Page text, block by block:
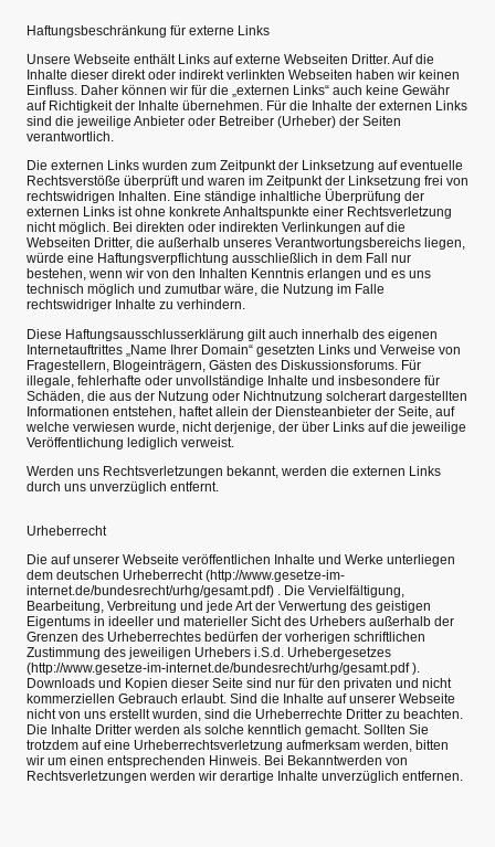
Haftungsbeschränkung für externe Links
Unsere Webseite enthält Links auf externe Webseiten Dritter. Auf die
Inhalte dieser direkt oder indirekt verlinkten Webseiten haben wir keinen
Einfluss. Daher können wir für die „externen Links“ auch keine Gewähr
auf Richtigkeit der Inhalte übernehmen. Für die Inhalte der externen Links
sind die jeweilige Anbieter oder Betreiber (Urheber) der Seiten
verantwortlich.
Die externen Links wurden zum Zeitpunkt der Linksetzung auf eventuelle
Rechtsverstöße überprüft und waren im Zeitpunkt der Linksetzung frei von
rechtswidrigen Inhalten. Eine ständige inhaltliche Überprüfung der
externen Links ist ohne konkrete Anhaltspunkte einer Rechtsverletzung
nicht möglich. Bei direkten oder indirekten Verlinkungen auf die
Webseiten Dritter, die außerhalb unseres Verantwortungsbereichs liegen,
würde eine Haftungsverpflichtung ausschließlich in dem Fall nur
bestehen, wenn wir von den Inhalten Kenntnis erlangen und es uns
technisch möglich und zumutbar wäre, die Nutzung im Falle
rechtswidriger Inhalte zu verhindern.
Diese Haftungsausschlusserklärung gilt auch innerhalb des eigenen
Internetauftrittes „Name Ihrer Domain“ gesetzten Links und Verweise von
Fragestellern, Blogeinträgern, Gästen des Diskussionsforums. Für
illegale, fehlerhafte oder unvollständige Inhalte und insbesondere für
Schäden, die aus der Nutzung oder Nichtnutzung solcherart dargestellten
Informationen entstehen, haftet allein der Diensteanbieter der Seite, auf
welche verwiesen wurde, nicht derjenige, der über Links auf die jeweilige
Veröffentlichung lediglich verweist.
Werden uns Rechtsverletzungen bekannt, werden die externen Links
durch uns unverzüglich entfernt.
Urheberrecht
Die auf unserer Webseite veröffentlichen Inhalte und Werke unterliegen
dem deutschen Urheberrecht (http://www.gesetze-im-
internet.de/bundesrecht/urhg/gesamt.pdf) . Die Vervielfältigung,
Bearbeitung, Verbreitung und jede Art der Verwertung des geistigen
Eigentums in ideeller und materieller Sicht des Urhebers außerhalb der
Grenzen des Urheberrechtes bedürfen der vorherigen schriftlichen
Zustimmung des jeweiligen Urhebers i.S.d. Urhebergesetzes
(http://www.gesetze-im-internet.de/bundesrecht/urhg/gesamt.pdf ).
Downloads und Kopien dieser Seite sind nur für den privaten und nicht
kommerziellen Gebrauch erlaubt. Sind die Inhalte auf unserer Webseite
nicht von uns erstellt wurden, sind die Urheberrechte Dritter zu beachten.
Die Inhalte Dritter werden als solche kenntlich gemacht. Sollten Sie
trotzdem auf eine Urheberrechtsverletzung aufmerksam werden, bitten
wir um einen entsprechenden Hinweis. Bei Bekanntwerden von
Rechtsverletzungen werden wir derartige Inhalte unverzüglich entfernen.